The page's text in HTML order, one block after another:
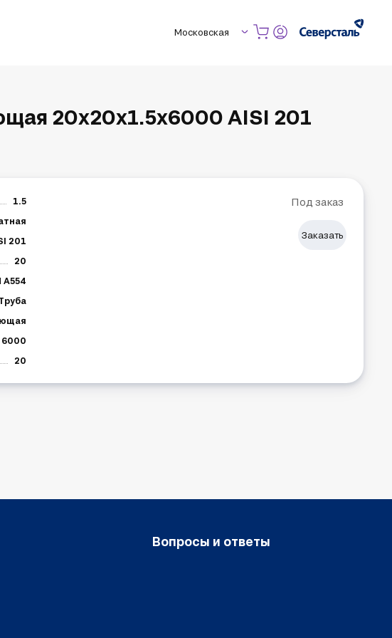
Московская
20х20х1.5х6000 AISI 201
Под заказ
Заказать
1.5
201
20
A554
6000
20
Вопросы и ответы